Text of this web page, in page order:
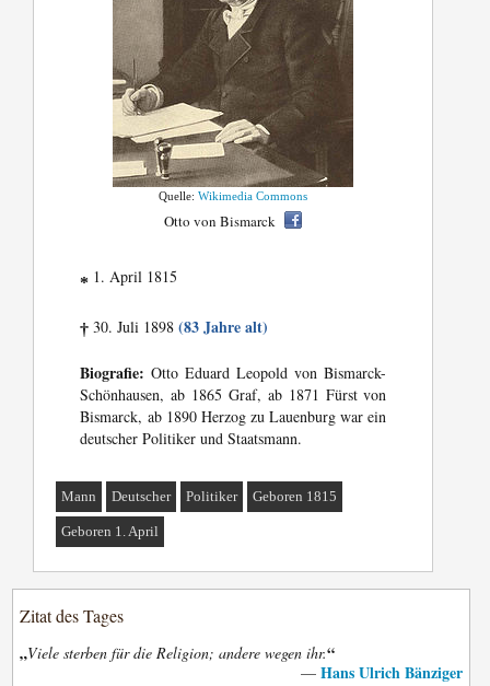
Quelle:Wikimedia Commons
Otto von Bismarck
* 1. April 1815
† 30. Juli 1898(83 Jahre alt)
Biografie: Otto Eduard Leopold von Bismarck-
Schönhausen, ab 1865 Graf, ab 1871 Fürst von
Bismarck, ab 1890 Herzog zu Lauenburg war ein
deutscher Politiker und Staatsmann.
Mann Deutscher Politiker Geboren 1815
Geboren 1. April
Zitat des Tages
„Viele sterben für die Religion; andere wegen ihr.“
— Hans Ulrich Bänziger